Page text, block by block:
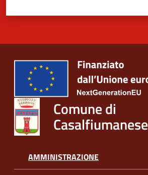
Comune di
Casalfiumanese
AMMINISTRAZIONE